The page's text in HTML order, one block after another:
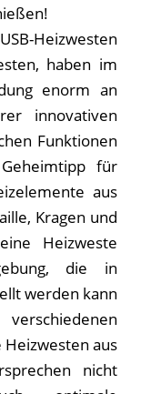
Heizwesten
haben im
enorm an
innovativen
Funktionen
für
aus
Kragen und
Heizweste
die in
werden kann
aus
nicht